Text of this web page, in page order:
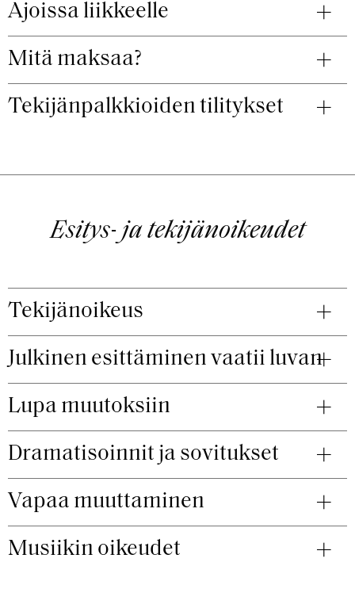
Ajoissa liikkeelle
Mitä maksaa?
Tekijänpalkkioiden tilitykset
Esitys- ja tekijänoikeudet
Tekijänoikeus
Julkinen esittäminen vaatii luvan
Lupa muutoksiin
Dramatisoinnit ja sovitukset
Vapaa muuttaminen
Musiikin oikeudet